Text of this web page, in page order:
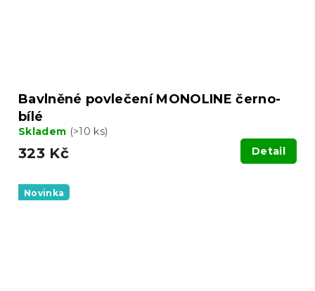
Bavlněné povlečení MONOLINE černo-
bílé
Skladem (>10 ks)
323 Kč Detail
Novinka